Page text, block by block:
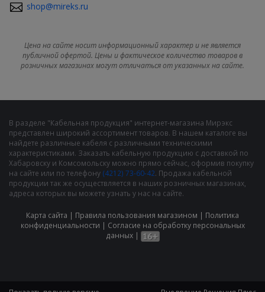
shop@mireks.ru
Цена на сайте носит информационный характер и не является
публичной офертой. Цены и фактическое количество товаров в
розничных магазинах могут отличаться от указанных на сайте.
В разделе "Кабельная продукция" интернет-магазина Мирэкс
представлен широкий ассортимент товаров. В нашем каталоге вы
найдете различные кабеля с различными техническими
характеристиками. Заказать кабельную продукцию с доставкой по
Хабаровску и Комсомольску можно прямо сейчас, оформив покупку
на сайте или по телефону (4212) 73-60-42. Продажа кабельной
продукции так же осуществляется в наших розничных магазинах,
адреса которых вы можете узнать у нас на сайте.
Карта сайта | Правила пользования магазином | Политика
конфиденциальности | Cогласие на обработку персональных
данных|